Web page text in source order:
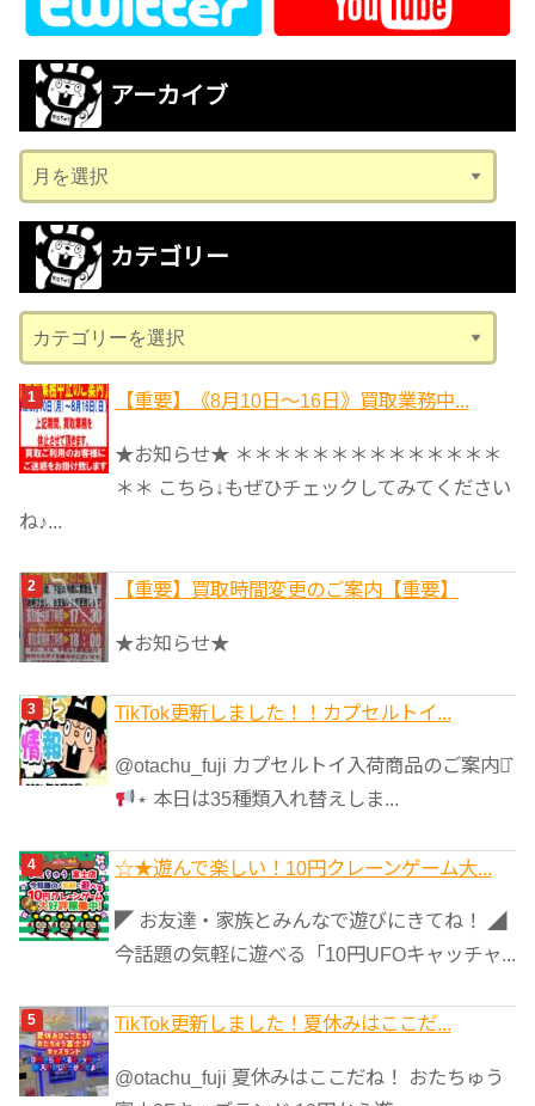
アーカイブ
ー
カ
ブ
カテゴリー
テ
ゴ
リ
ー
【重要】《8月10日～16日》買取業務中...
★お知らせ★ ＊＊＊＊＊＊＊＊＊＊＊＊＊＊
＊＊ こちら↓もぜひチェックしてみてください
ね♪...
【重要】買取時間変更のご案内【重要】
★お知らせ★
TikTok更新しました！！カプセルトイ...
@otachu_fuji カプセルトイ入荷商品のご案内⋆͛
⋆ 本日は35種類入れ替えしま...
☆★遊んで楽しい！10円クレーンゲーム大...
◤ お友達・家族とみんなで遊びにきてね！ ◢
今話題の気軽に遊べる「10円UFOキャッチャ...
TikTok更新しました！夏休みはここだ...
@otachu_fuji 夏休みはここだね！ おたちゅう